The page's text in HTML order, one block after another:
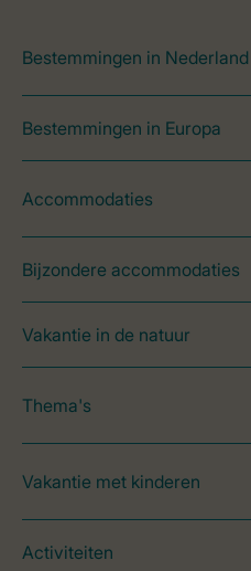
Bestemmingen in Nederland
Bestemmingen in Europa
Accommodaties
Bijzondere accommodaties
Vakantie in de natuur
Thema's
Vakantie met kinderen
Activiteiten